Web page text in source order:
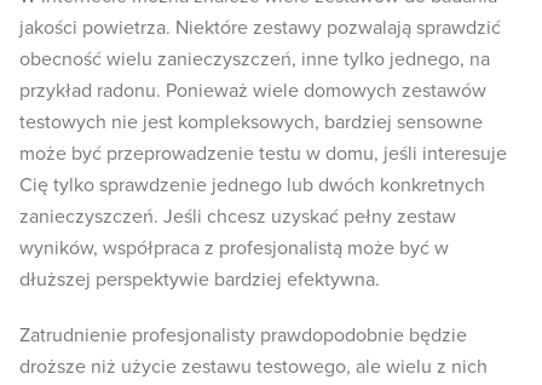
jakości powietrza. Niektóre zestawy pozwalają sprawdzić
obecność wielu zanieczyszczeń, inne tylko jednego, na
przykład radonu. Ponieważ wiele domowych zestawów
testowych nie jest kompleksowych, bardziej sensowne
może być przeprowadzenie testu w domu, jeśli interesuje
Cię tylko sprawdzenie jednego lub dwóch konkretnych
zanieczyszczeń. Jeśli chcesz uzyskać pełny zestaw
wyników, współpraca z profesjonalistą może być w
dłuższej perspektywie bardziej efektywna.
Zatrudnienie profesjonalisty prawdopodobnie będzie
droższe niż użycie zestawu testowego, ale wielu z nich